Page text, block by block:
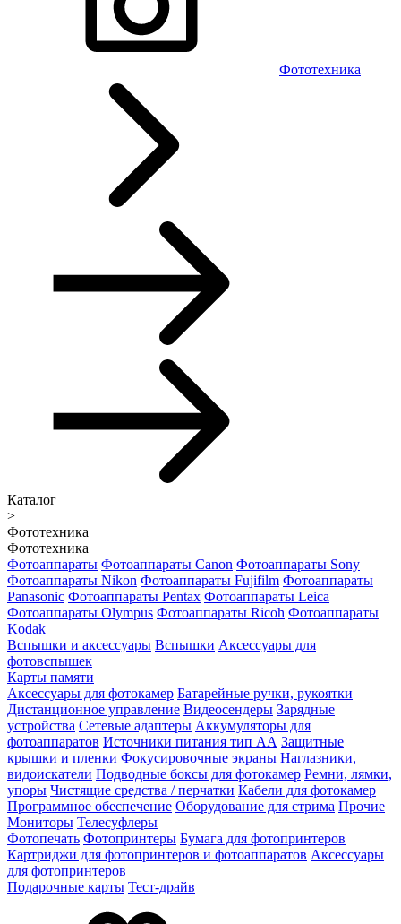
Фототехника
Каталог
>
Фототехника
Фототехника
Фотоаппараты Фотоаппараты Canon Фотоаппараты Sony
Фотоаппараты Nikon Фотоаппараты Fujifilm Фотоаппараты
Panasonic Фотоаппараты Pentax Фотоаппараты Leica
Фотоаппараты Olympus Фотоаппараты Ricoh Фотоаппараты
Kodak
Вспышки и аксессуары Вспышки Аксессуары для
фотовспышек
Карты памяти
Аксессуары для фотокамер Батарейные ручки, рукоятки
Дистанционное управление Видеосендеры Зарядные
устройства Сетевые адаптеры Аккумуляторы для
фотоаппаратов Источники питания тип АА Защитные
крышки и пленки Фокусировочные экраны Наглазники,
видоискатели Подводные боксы для фотокамер Ремни, лямки,
упоры Чистящие средства / перчатки Кабели для фотокамер
Программное обеспечение Оборудование для стрима Прочие
Мониторы Телесуфлеры
Фотопечать Фотопринтеры Бумага для фотопринтеров
Картриджи для фотопринтеров и фотоаппаратов Аксессуары
для фотопринтеров
Подарочные карты Тест-драйв